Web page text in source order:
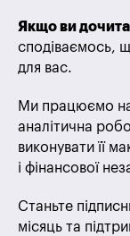
Якщо ви
сподіваємось,
для вас.
Ми працюємо
аналітична
виконувати її
і фінансової
Станьте
місяць та